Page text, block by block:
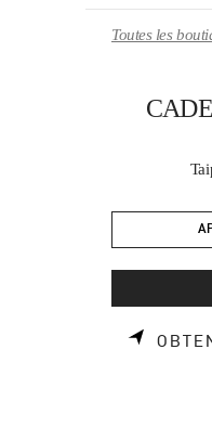
Toutes les